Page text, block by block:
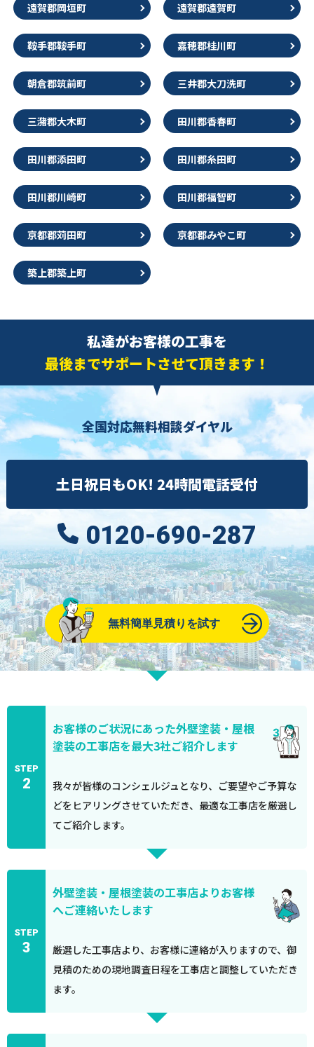
遠賀郡岡垣町 遠賀郡遠賀町
鞍手郡鞍手町 嘉穂郡桂川町
朝倉郡筑前町 三井郡大刀洗町
三潴郡大木町 田川郡香春町
田川郡添田町 田川郡糸田町
田川郡川崎町 田川郡福智町
京都郡苅田町 京都郡みやこ町
築上郡築上町
私達がお客様の工事を
最後までサポートさせて頂きます！
全国対応無料相談ダイヤル
土日祝日もOK! 24時間電話受付
0120-690-287
無料簡単見積りを試す
STEP
2
お客様のご状況にあった外壁塗装・屋根
塗装の工事店を最大3社ご紹介します
我々が皆様のコンシェルジュとなり、ご要望やご予算な
どをヒアリングさせていただき、最適な工事店を厳選し
てご紹介します。
STEP
3
外壁塗装・屋根塗装の工事店よりお客様
へご連絡いたします
厳選した工事店より、お客様に連絡が入りますので、御
見積のための現地調査日程を工事店と調整していただき
ます。